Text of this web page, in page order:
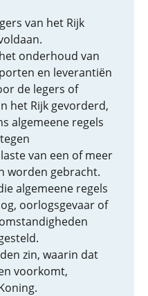
van het Rijk
onderhoud van
en leverantiën
de legers of
het Rijk gevorderd,
algemeene regels
van een of meer
worden gebracht.
algemeene regels
oorlogsgevaar of
zin, waarin dat
voorkomt,